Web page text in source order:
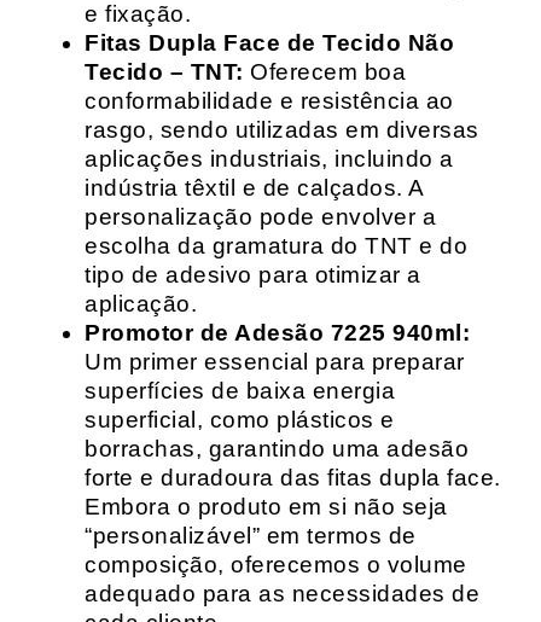
e fixação.
Fitas Dupla Face de Tecido Não
Tecido – TNT: Oferecem boa
conformabilidade e resistência ao
rasgo, sendo utilizadas em diversas
aplicações industriais, incluindo a
indústria têxtil e de calçados. A
personalização pode envolver a
escolha da gramatura do TNT e do
tipo de adesivo para otimizar a
aplicação.
Promotor de Adesão 7225 940ml:
Um primer essencial para preparar
superfícies de baixa energia
superficial, como plásticos e
borrachas, garantindo uma adesão
forte e duradoura das fitas dupla face.
Embora o produto em si não seja
“personalizável” em termos de
composição, oferecemos o volume
adequado para as necessidades de